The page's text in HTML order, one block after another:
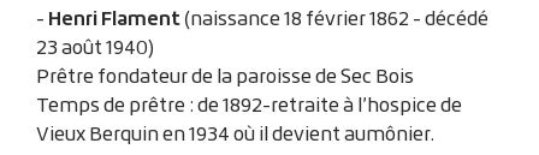
-Henri Flament(naissance 18 février 1862 - décédé
23 août 1940)
Prêtre fondateur de la paroisse de Sec Bois
Temps de prêtre : de 1892-retraite à l’hospice de
Vieux Berquin en 1934 où il devient aumônier.